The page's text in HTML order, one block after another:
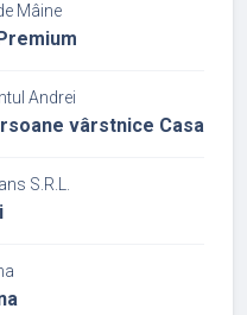
Mâine
Andrei
vârstnice Casa
S.R.L.